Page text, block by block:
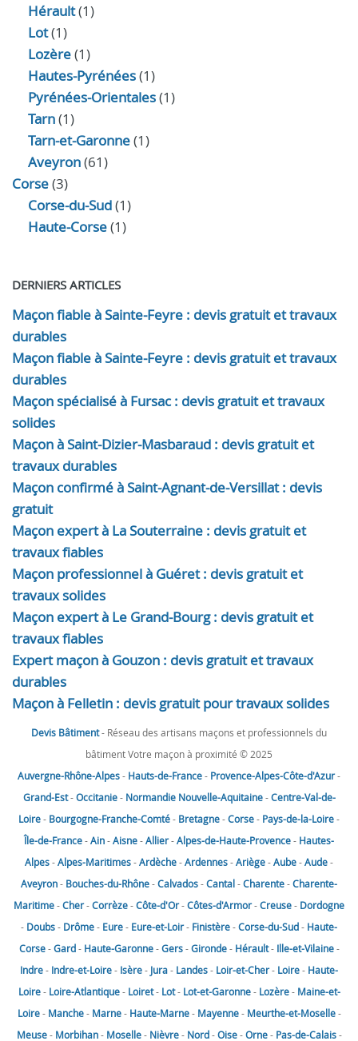
Hérault(1)
Lot(1)
Lozère(1)
Hautes-Pyrénées(1)
Pyrénées-Orientales(1)
Tarn(1)
Tarn-et-Garonne(1)
Aveyron(61)
Corse(3)
Corse-du-Sud(1)
Haute-Corse(1)
DERNIERS ARTICLES
Maçon fiable à Sainte-Feyre : devis gratuit et travaux
durables
Maçon fiable à Sainte-Feyre : devis gratuit et travaux
durables
Maçon spécialisé à Fursac : devis gratuit et travaux
solides
Maçon à Saint-Dizier-Masbaraud : devis gratuit et
travaux durables
Maçon confirmé à Saint-Agnant-de-Versillat : devis
gratuit
Maçon expert à La Souterraine : devis gratuit et
travaux fiables
Maçon professionnel à Guéret : devis gratuit et
travaux solides
Maçon expert à Le Grand-Bourg : devis gratuit et
travaux fiables
Expert maçon à Gouzon : devis gratuit et travaux
durables
Maçon à Felletin : devis gratuit pour travaux solides
Devis Bâtiment- Réseau des artisans maçons et professionnels du
bâtiment Votre maçon à proximité © 2025
Auvergne-Rhône-Alpes- Hauts-de-France- Provence-Alpes-Côte-d'Azur-
Grand-Est-Occitanie- Normandie Nouvelle-Aquitaine-Centre-Val-de-
Loire- Bourgogne-Franche-Comté- Bretagne-Corse- Pays-de-la-Loire-
Île-de-France-Ain-Aisne-Allier-Alpes-de-Haute-Provence- Hautes-
Alpes-Alpes-Maritimes-Ardèche-Ardennes-Ariège-Aube-Aude-
Aveyron- Bouches-du-Rhône-Calvados-Cantal-Charente-Charente-
Maritime-Cher-Corrèze-Côte-d'Or-Côtes-d'Armor-Creuse- Dordogne
- Doubs- Drôme- Eure- Eure-et-Loir- Finistère-Corse-du-Sud- Haute-
Corse-Gard- Haute-Garonne-Gers-Gironde- Hérault- Ille-et-Vilaine-
Indre- Indre-et-Loire- Isère- Jura- Landes- Loir-et-Cher- Loire- Haute-
Loire- Loire-Atlantique- Loiret- Lot- Lot-et-Garonne- Lozère- Maine-et-
Loire- Manche- Marne- Haute-Marne- Mayenne- Meurthe-et-Moselle-
Meuse- Morbihan- Moselle- Nièvre- Nord-Oise-Orne- Pas-de-Calais-